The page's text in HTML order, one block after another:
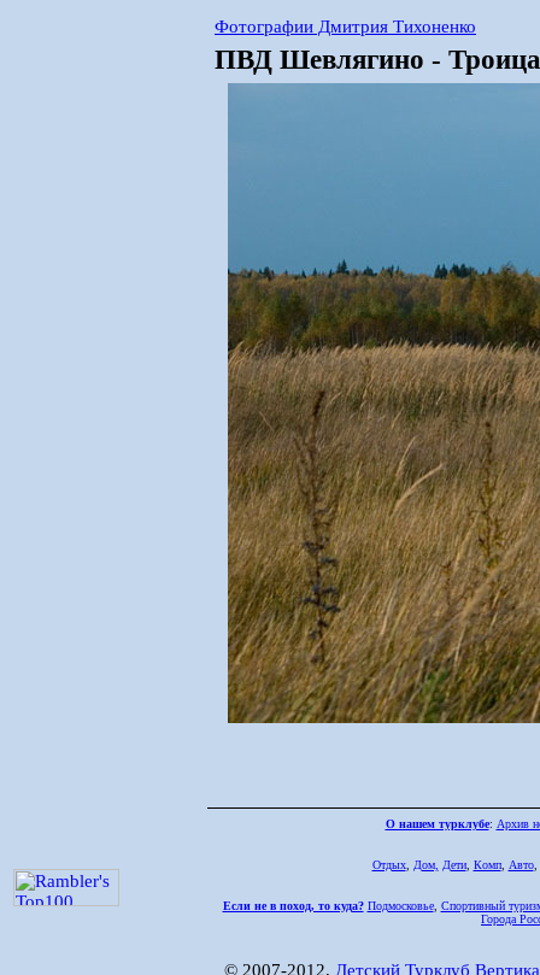
Фотографии Дмитрия Тихоненко
ПВД Шевлягино -
О нашем турклубе: Архив
Отдых, Дом, Дети, Комп, Авто,
Если не в поход, то куда? Подмосковье, Спортивный
Города
© 2007-2012, Детский Турклуб